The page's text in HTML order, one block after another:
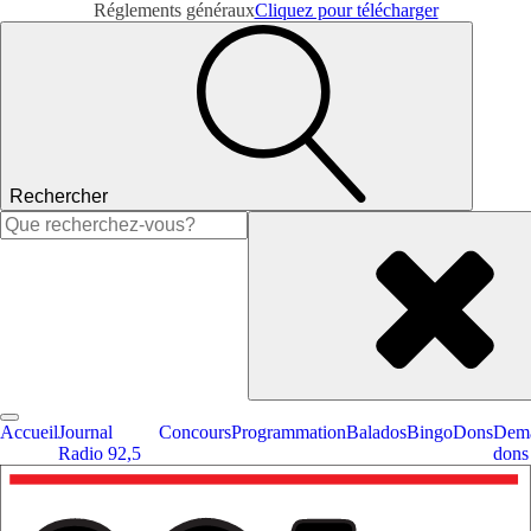
Réglements générauxCliquez pour télécharger
Rechercher
Rechercher :
AccueilJournal
Radio 92,5
ConcoursProgrammationBaladosBingoDons
dons